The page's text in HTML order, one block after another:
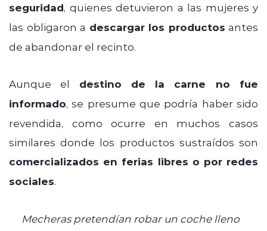
seguridad, quienes detuvieron a las mujeres y
las obligaron a descargar los productos antes
de abandonar el recinto.
Aunque el destino de la carne no fue
informado, se presume que podría haber sido
revendida, como ocurre en muchos casos
similares donde los productos sustraídos son
comercializados en ferias libres o por redes
sociales.
Mecheras pretendían robar un coche lleno